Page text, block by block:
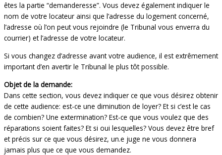
êtes la partie “demanderesse”. Vous devez également indiquer le
nom de votre locateur ainsi que l’adresse du logement concerné,
l’adresse où l’on peut vous rejoindre (le Tribunal vous enverra du
courrier) et l’adresse de votre locateur.
Si vous changez d’adresse avant votre audience, il est extrêmement
important d’en avertir le Tribunal le plus tôt possible.
Objet de la demande:
Dans cette section, vous devez indiquer ce que vous désirez obtenir
de cette audience: est-ce une diminution de loyer? Et si c’est le cas
de combien? Une extermination? Est-ce que vous voulez que des
réparations soient faites? Et si oui lesquelles? Vous devez être bref
et précis sur ce que vous désirez, un.e juge ne vous donnera
jamais plus que ce que vous demandez.